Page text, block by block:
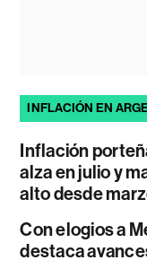
INFLACIÓN EN
Inflación
alza en julio y
alto desde
Con elogios a
destaca